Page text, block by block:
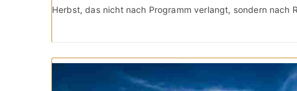
Herbst, das nicht nach Programm verlangt, sondern nach